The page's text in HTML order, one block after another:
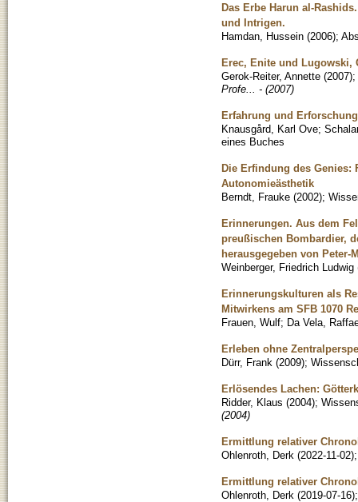
Das Erbe Harun al-
und Intrigen.
Hamdan, Hussein (2006);
Erec, Enite und Lugowski,
Gerok-Reiter, Annette (2007);
Profe... - (2007)
Erfahrung und
Knausgård, Karl Ove;
eines Buches
Die Erfindung des Genies:
Autonomieästhetik
Berndt, Frauke (2002);
Erinnerungen. Aus dem
preußischen Bombardier,
herausgegeben von Peter-
Weinberger, Friedrich Ludwig
Erinnerungskulturen als
Mitwirkens am SFB 1070
Frauen, Wulf; Da Vela,
Erleben ohne
Dürr, Frank (2009);
Erlösendes Lachen:
Ridder, Klaus (2004);
(2004)
Ermittlung relativer
Ohlenroth, Derk (2022-11-02)
Ermittlung relativer
Ohlenroth, Derk (2019-07-16)